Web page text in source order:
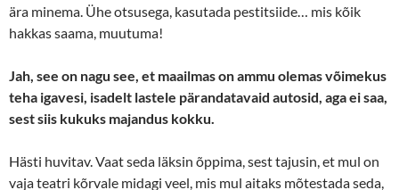
ära minema. Ühe otsusega, kasutada pestitsiide… mis kõik
hakkas saama, muutuma!
Jah, see on nagu see, et maailmas on ammu olemas võimekus
teha igavesi, isadelt lastele pärandatavaid autosid, aga ei saa,
sest siis kukuks majandus kokku.
Hästi huvitav. Vaat seda läksin õppima, sest tajusin, et mul on
vaja teatri kõrvale midagi veel, mis mul aitaks mõtestada seda,